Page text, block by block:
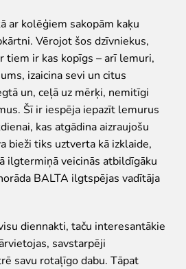
noteikumi
ar kolēģiem sakopām kaķu
Vērojot šos dzīvniekus,
tiem ir kas kopīgs – arī lemuri,
izaicina sevi un citus
un, ceļā uz mērķi, nemitīgi
Šī ir iespēja iepazīt lemurus
kas atgādina aizraujošu
bieži tiks uztverta kā izklaide,
ilgtermiņā veicinās atbildīgāku
BALTA ilgtspējas vadītāja
diennakti, taču interesantākie
savstarpēji
savu rotaļīgo dabu. Tāpat